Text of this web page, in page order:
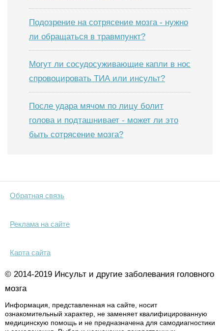
Подозрение на сотрясение мозга - нужно
ли обращаться в травмпункт?
Могут ли сосудосуживающие капли в нос
спровоцировать ТИА или инсульт?
После удара мячом по лицу болит
голова и подташнивает - может ли это
быть сотрясение мозга?
Обратная связь
Реклама на сайте
Карта сайта
© 2014-2019 Инсульт и другие заболевания головного
мозга
Информация, представленная на сайте, носит
ознакомительный характер, не заменяет квалифицированную
медицинскую помощь и не предназначена для самодиагностики